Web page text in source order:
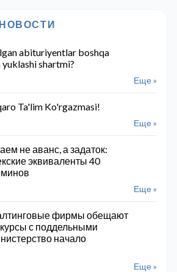
abituriyentlar boshqa
shartmi?
Еще »
Ta'lim Ko'rgazmasi!
Еще »
не аванс, а задаток:
эквиваленты 40
Еще »
фирмы обещают
с поддельными
начало
Еще »